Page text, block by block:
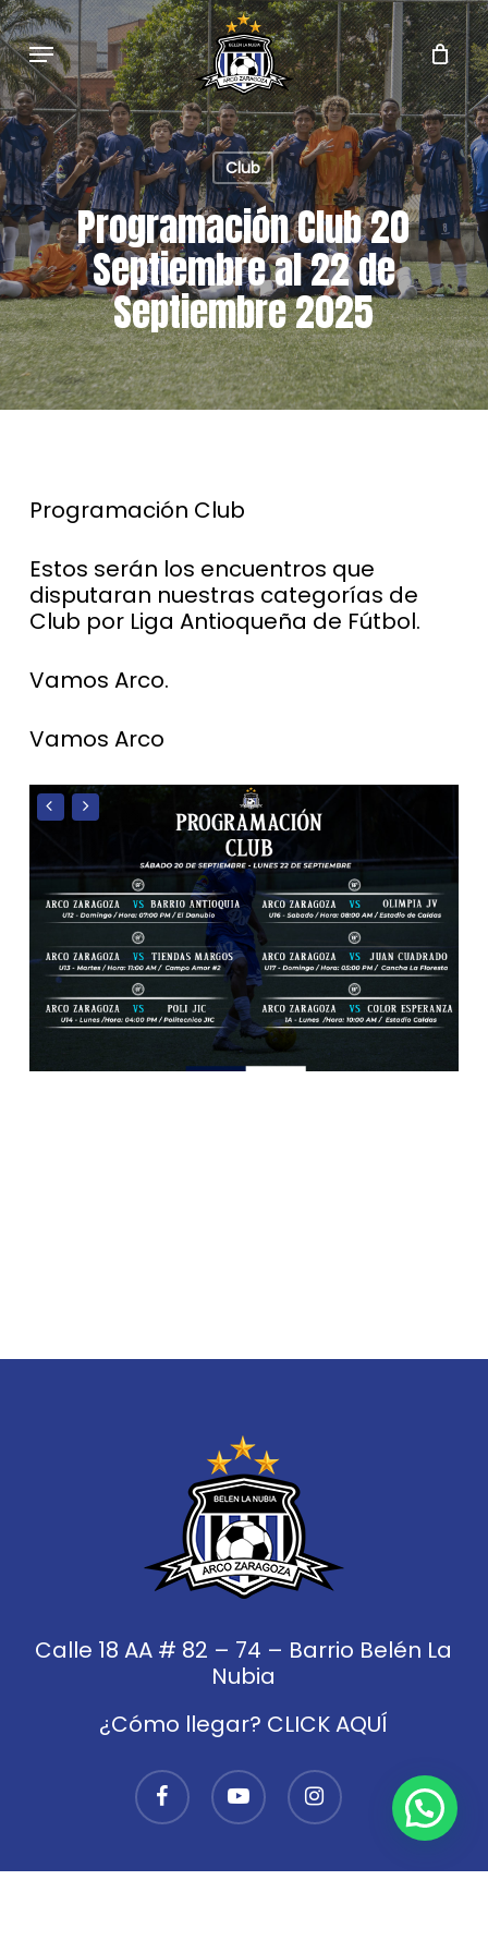
Skip
to
main
content
Menu
Club
Programación Club 20
Septiembre al 22 de
Septiembre 2025
Programación Club
Estos serán los encuentros que
disputaran nuestras categorías de
Club por Liga Antioqueña de Fútbol.
Vamos Arco.
Vamos Arco
Calle 18 AA # 82 – 74 – Barrio Belén La
Nubia
¿Cómo llegar? CLICK AQUÍ
facebook youtube instagram